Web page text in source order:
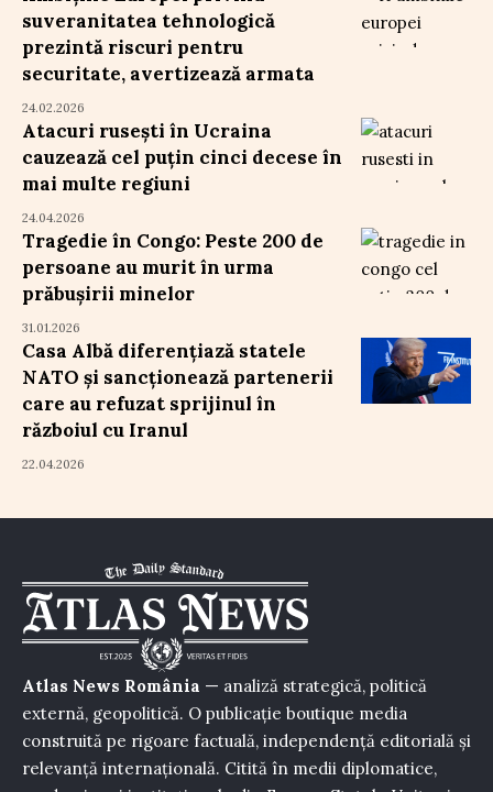
suveranitatea tehnologică
prezintă riscuri pentru
securitate, avertizează armata
24.02.2026
Atacuri rusești în Ucraina
cauzează cel puțin cinci decese în
mai multe regiuni
24.04.2026
Tragedie în Congo: Peste 200 de
persoane au murit în urma
prăbușirii minelor
31.01.2026
Casa Albă diferențiază statele
NATO și sancționează partenerii
care au refuzat sprijinul în
războiul cu Iranul
22.04.2026
Atlas News România — analiză strategică, politică
externă, geopolitică. O publicație boutique media
construită pe rigoare factuală, independență editorială și
relevanță internațională. Citită în medii diplomatice,